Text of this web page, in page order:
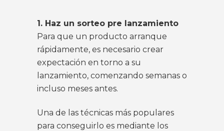
1. Haz un sorteo pre lanzamiento
Para que un producto arranque
rápidamente, es necesario crear
expectación en torno a su
lanzamiento, comenzando semanas o
incluso meses antes.
Una de las técnicas más populares
para conseguirlo es mediante los